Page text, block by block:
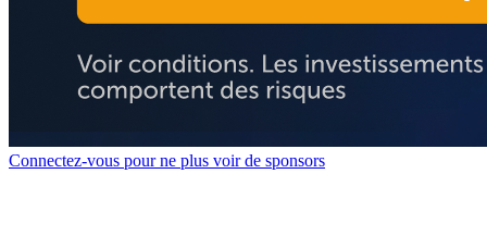
Connectez-vous pour ne plus voir de sponsors